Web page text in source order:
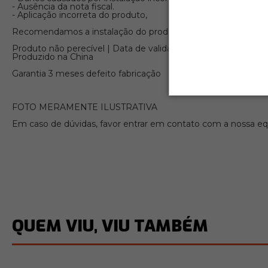
- Ausência da nota fiscal.
- Aplicação incorreta do produto,
Recomendamos a instalação do produto em uma oficina
Produto não perecível | Data de validade indeterminada
Produzido na China
Garantia 3 meses defeito fabricação
FOTO MERAMENTE ILUSTRATIVA
Em caso de dúvidas, favor entrar em contato com a nossa
QUEM VIU, VIU TAMBÉM